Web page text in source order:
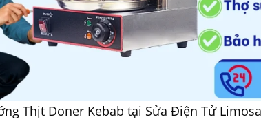
Thịt Doner Kebab tại Sửa Điện Tử Limosa